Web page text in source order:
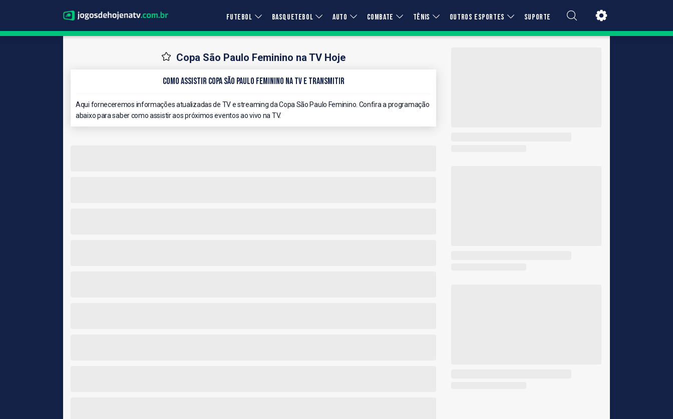
FUTEBOL BASQUETEBOL AUTO COMBATE TÊNIS OUTROS ESPORTES SUPORTE
Copa São Paulo Feminino na TV Hoje
Como Assistir Copa São Paulo Feminino na TV e Transmitir
Aqui forneceremos informações atualizadas de TV e streaming da Copa São Paulo Feminino. Confira a programação
abaixo para saber como assistir aos próximos eventos ao vivo na TV.